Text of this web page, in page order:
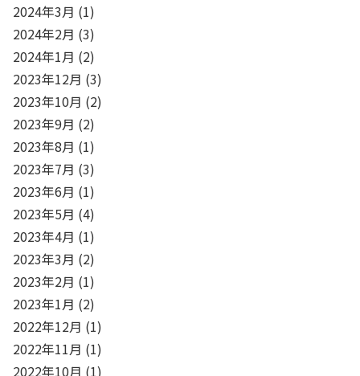
2024年3月 (1)
2024年2月 (3)
2024年1月 (2)
2023年12月 (3)
2023年10月 (2)
2023年9月 (2)
2023年8月 (1)
2023年7月 (3)
2023年6月 (1)
2023年5月 (4)
2023年4月 (1)
2023年3月 (2)
2023年2月 (1)
2023年1月 (2)
2022年12月 (1)
2022年11月 (1)
2022年10月 (1)